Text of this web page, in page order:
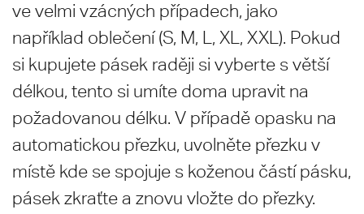
ve velmi vzácných případech, jako
například oblečení (S, M, L, XL, XXL). Pokud
si kupujete pásek raději si vyberte s větší
délkou, tento si umíte doma upravit na
požadovanou délku. V případě opasku na
automatickou přezku, uvolněte přezku v
místě kde se spojuje s koženou částí pásku,
pásek zkraťte a znovu vložte do přezky.